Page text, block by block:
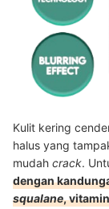
Kulit kering
halus yang
mudah crack.
dengan
squalane,